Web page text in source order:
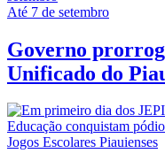
Até 7 de setembro
Governo
Unificado do
Jogos Escolares Piauienses